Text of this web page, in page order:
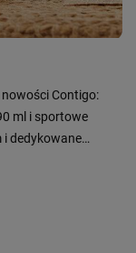
Contigo:
ml i sportowe
i dedykowane
dla